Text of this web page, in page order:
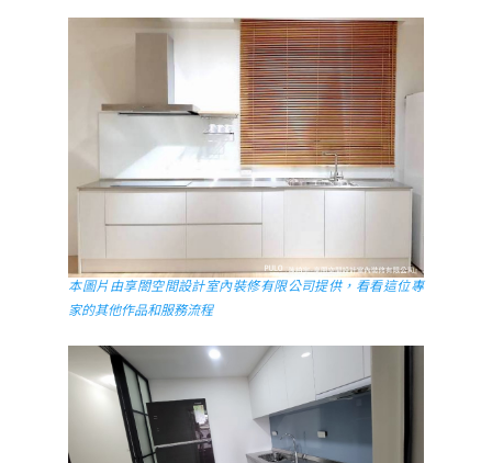
本圖片由享閤空間設計室內裝修有限公司提供，看看這位專
家的其他作品和服務流程